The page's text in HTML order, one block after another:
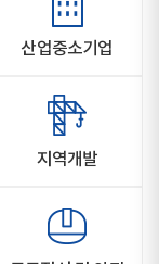
산업중소기업
지역개발